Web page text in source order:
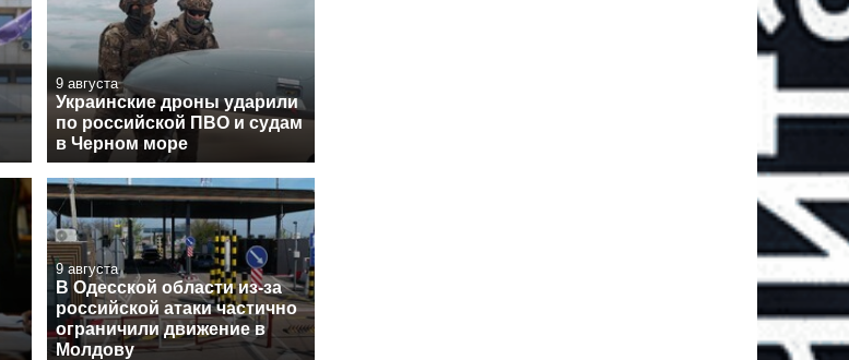
9 августа
Украинские дроны ударили
по российской ПВО и судам
в Черном море
9 августа
В Одесской области из-за
российской атаки частично
ограничили движение в
Молдову